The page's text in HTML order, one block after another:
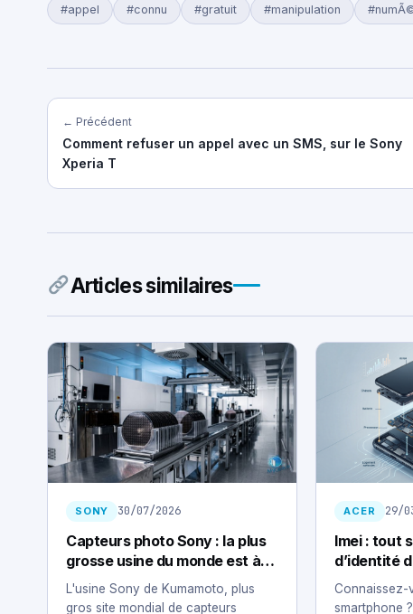
#appel #connu #gratuit #manipulation
← Précédent
Comment refuser un appel avec un SMS, sur le Sony
Xperia T
Articles similaires
SONY 30/07/2026
Capteurs photo Sony : la plus
grosse usine du monde est à
l’arrêt, sans date de reprise
L'usine Sony de Kumamoto, plus
gros site mondial de capteurs
ACER 29/
Imei : tout
d’identité
smartphone
Connaissez-
smartphone